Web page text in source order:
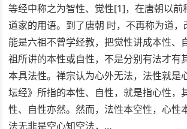
等经中称之为智性、觉性[1]，在唐朝以前
道家的用语。到了唐朝 时，不再称为道
能是六祖不曾学经教，把觉性讲成本性、
祖所讲的本性或自性，不是分别有法才有
本具法性。禅宗认为心外无法，法性就是
坛经》所指的本性、自性，就是指心性，
性、自性亦然。然而，法性本空性，心性
法无非是空心知空法，…